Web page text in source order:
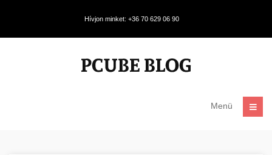
Hívjon minket: +36 70 629 06 90
Menü